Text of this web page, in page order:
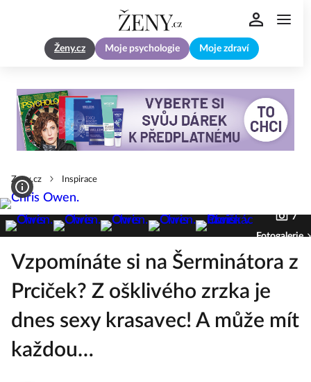
Ženy.cz Moje psychologie Moje zdraví
Zeny.cz Inspirace
7
Fotogalerie
Vzpomínáte si na Šerminátora z
Prciček? Z ošklivého zrzka je
dnes sexy krasavec! A může mít
každou…